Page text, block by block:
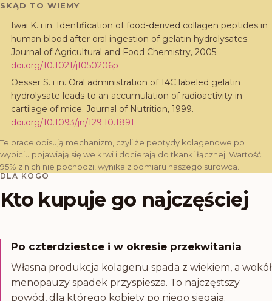
SKĄD TO WIEMY
Iwai K. i in. Identification of food-derived collagen peptides in
human blood after oral ingestion of gelatin hydrolysates.
Journal of Agricultural and Food Chemistry, 2005.
doi.org/10.1021/jf050206p
Oesser S. i in. Oral administration of 14C labeled gelatin
hydrolysate leads to an accumulation of radioactivity in
cartilage of mice. Journal of Nutrition, 1999.
doi.org/10.1093/jn/129.10.1891
Te prace opisują mechanizm, czyli że peptydy kolagenowe po
wypiciu pojawiają się we krwi i docierają do tkanki łącznej. Wartość
95% z nich nie pochodzi, wynika z pomiaru naszego surowca.
DLA KOGO
Kto kupuje go najczęściej
Po czterdziestce i w okresie przekwitania
Własna produkcja kolagenu spada z wiekiem, a wokół
menopauzy spadek przyspiesza. To najczęstszy
powód, dla którego kobiety po niego sięgają.